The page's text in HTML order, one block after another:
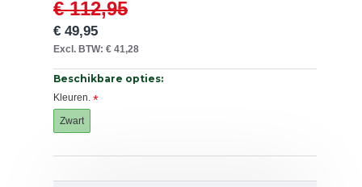
€ 49,95
€ 112,95
Excl. BTW: € 41,28
Beschikbare opties:
Kleuren.
Zwart